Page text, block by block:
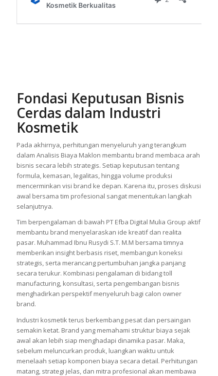
Fondasi Keputusan Bisnis
Cerdas dalam Industri
Kosmetik
Pada akhirnya, perhitungan menyeluruh yang terangkum
dalam Analisis Biaya Maklon membantu brand membaca arah
bisnis secara lebih strategis. Setiap keputusan tentang
formula, kemasan, legalitas, hingga volume produksi
mencerminkan visi brand ke depan. Karena itu, proses diskusi
awal bersama tim profesional sangat menentukan langkah
selanjutnya.
Tim berpengalaman di bawah PT Efba Digital Mulia Group aktif
membantu brand menyelaraskan ide kreatif dan realita
pasar. Muhammad Ibnu Rusydi S.T. M.M bersama timnya
memberikan insight berbasis riset, membangun koneksi
strategis, serta merancang pertumbuhan jangka panjang
secara terukur. Kombinasi pengalaman di bidang toll
manufacturing, konsultasi, serta pengembangan bisnis
menghadirkan perspektif menyeluruh bagi calon owner
brand.
Industri kosmetik terus berkembang pesat dan persaingan
semakin ketat. Brand yang memahami struktur biaya sejak
awal akan lebih siap menghadapi dinamika pasar. Maka,
sebelum meluncurkan produk, luangkan waktu untuk
menelaah setiap komponen biaya secara detail. Perhitungan
matang, strategi jelas, dan mitra profesional akan membawa